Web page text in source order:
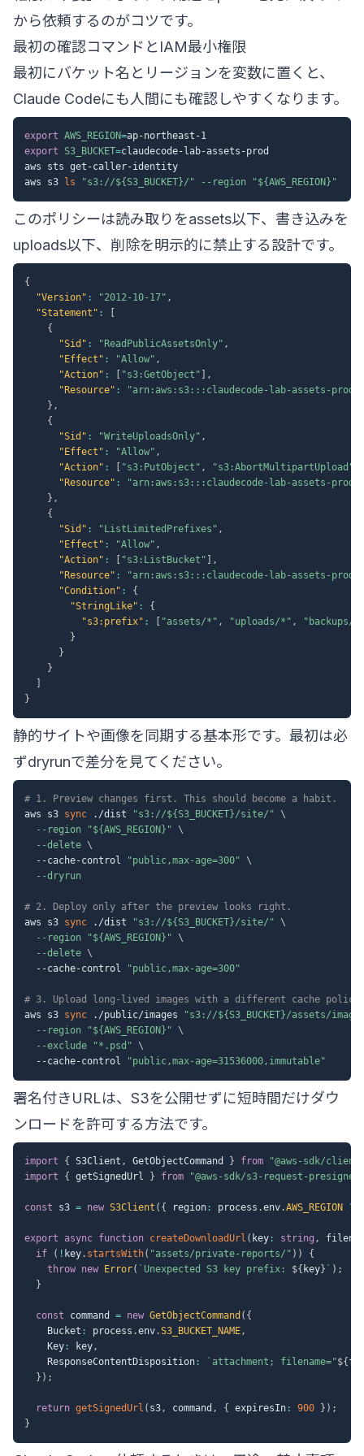
から依頼するのがコツです。
最初の確認コマンドとIAM最小権限
最初にバケット名とリージョンを変数に置くと、
Claude Codeにも人間にも確認しやすくなります。
export AWS_REGION=
export
S3_BUCKET=claudecode-lab-assets-prod
aws sts get-caller-identity
aws s3
ls "s3://${S3_BUCKET}/" --region "${AWS_REGION} "
このポリシーは読み取りをassets以下、書き込みを
uploads以下、削除を明示的に禁止する設計です。
{
"Version" : "2012-10-17" ,
"Statement" :
{
"Sid" : "ReadPublicAssetsOnly" ,
"Effect" : "Allow" ,
"Action" : "s3:GetObject"
,
"Resource" :
"arn:aws:s3:::claudecode-lab-assets-
} ,
{
"Sid" : "WriteUploadsOnly" ,
"Effect" : "Allow" ,
"Action" : "s3:PutObject" , "s3:AbortMultipartUpload"
"Resource" :
"arn:aws:s3:::claudecode-lab-assets-prod/
} ,
{
"Sid" : "ListLimitedPrefixes" ,
"Effect" : "Allow" ,
"Action" : "s3:ListBucket"
,
"Resource" : "arn:aws:s3:::claudecode-lab-assets-prod"
"Condition" :
{
"StringLike" :
{
"s3:prefix" : "assets/*" , "uploads/*" ,
"backups/
}
}
}
}
静的サイトや画像を同期する基本形です。最初は必
ずdryrunで差分を見てください。
# 1. Preview changes first. This should become a habit.
aws s3 sync ./dist "s3://${S3_BUCKET}/site/" \
--region
"${AWS_REGION} " \
--delete \
  --cache-control
"public,max-age=300" \
--dryrun
# 2. Deploy only after the preview looks right.
aws s3 sync ./dist "s3://${S3_BUCKET}/site/" \
--region
"${AWS_REGION} " \
--delete \
  --cache-control
"public,max-age=300"
# 3. Upload long-lived images with a different cache
aws s3 sync ./public/images "s3://${S3_BUCKET}/assets/
--region
"${AWS_REGION} " \
--exclude
"*.psd" \
  --cache-control
"public,max-age=31536000,immutable"
署名付きURLは、S3を公開せずに短時間だけダウ
ンロードを許可する方法です。
import { S3Client , GetObjectCommand } from
"@aws-sdk/
import
{ getSignedUrl } from "@aws-sdk/s3-request-
const s3 = new S3Client ( { region : process .env.AWS_REGION ??
export async function createDownloadUrl ( key : string ,
if
( ! key. startsWith( "assets/private-reports/" ) )
{
throw new Error( ` Unexpected S3 key prefix: ${ key} ` ) ;
}
const command = new GetObjectCommand ( {
    Bucket
: process .env.S3_BUCKET_NAME,
    Key
: key,
    ResponseContentDisposition
: ` attachment; filename="${
} ) ;
return getSignedUrl ( s3, command , { expiresIn : 900 } ) ;
}